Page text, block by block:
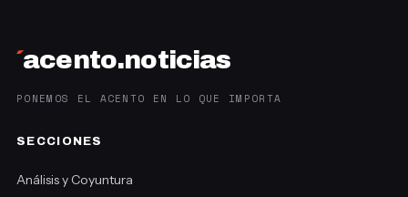
´acento.noticias
PONEMOS EL ACENTO EN LO QUE IMPORTA
SECCIONES
Análisis y Coyuntura